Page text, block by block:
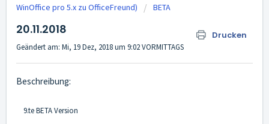
WinOffice pro 5.x zu OfficeFreund)
BETA
20.11.2018 Drucken
Geändert am: Mi, 19 Dez, 2018 um 9:02 VORMITTAGS
Beschreibung:
9.te BETA Version